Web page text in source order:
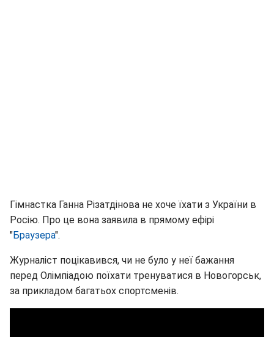
Гімнастка Ганна Різатдінова не хоче їхати з України в
Росію. Про це вона заявила в прямому ефірі
"Браузера".
Журналіст поцікавився, чи не було у неї бажання
перед Олімпіадою поїхати тренуватися в Новогорськ,
за прикладом багатьох спортсменів.